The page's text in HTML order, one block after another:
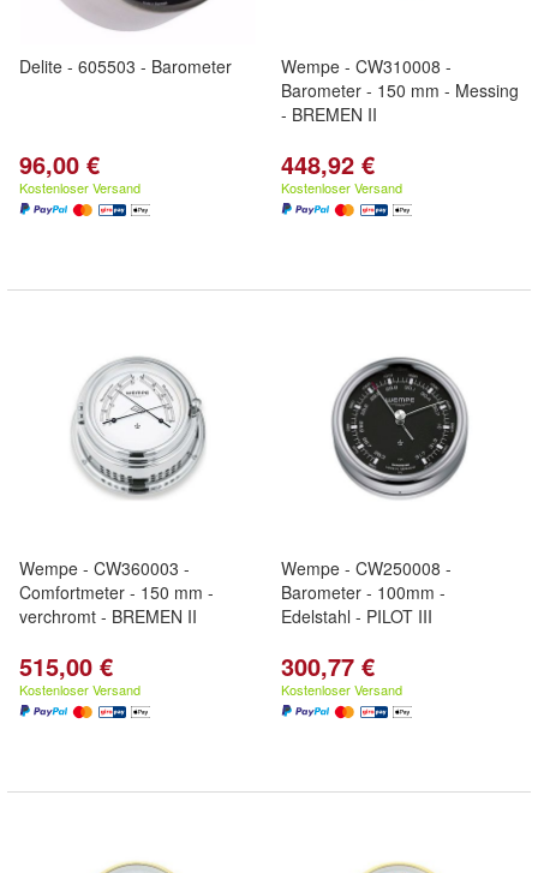
Delite - 605503 - Barometer
96,00 €
Kostenloser Versand
Wempe - CW310008 -
Barometer - 150 mm - Messing
- BREMEN II
448,92 €
Kostenloser Versand
Wempe - CW360003 -
Comfortmeter - 150 mm -
verchromt - BREMEN II
515,00 €
Kostenloser Versand
Wempe - CW250008 -
Barometer - 100mm -
Edelstahl - PILOT III
300,77 €
Kostenloser Versand